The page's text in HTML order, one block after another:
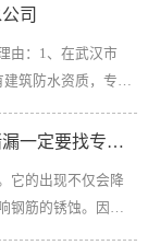
橡胶止水条安装方
固定在已确定的安
2）注浆管型遇水膨
，连接处止水条用
司
由：1、在武汉市
筑防水资质，专业
省钱、省心。总武汉混凝土水池漏水如何处理？武汉水池堵漏一定要找专业的
它的出现不仅会降
钢筋的锈蚀。因此